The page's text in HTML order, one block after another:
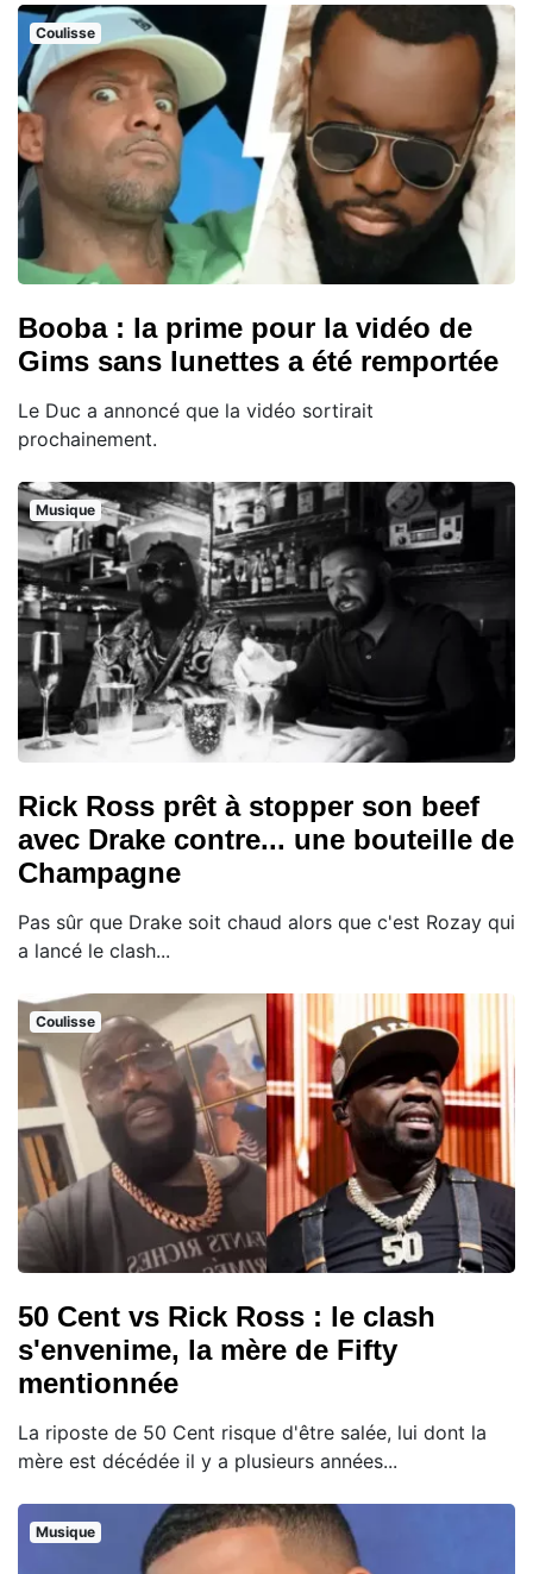
Coulisse
Booba : la prime pour la vidéo de
Gims sans lunettes a été remportée
Le Duc a annoncé que la vidéo sortirait
prochainement.
Musique
Rick Ross prêt à stopper son beef
avec Drake contre... une bouteille de
Champagne
Pas sûr que Drake soit chaud alors que c'est Rozay qui
a lancé le clash...
Coulisse
50 Cent vs Rick Ross : le clash
s'envenime, la mère de Fifty
mentionnée
La riposte de 50 Cent risque d'être salée, lui dont la
mère est décédée il y a plusieurs années...
Musique